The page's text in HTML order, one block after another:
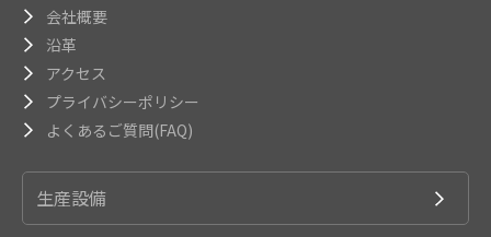
会社概要
沿革
アクセス
プライバシーポリシー
よくあるご質問(FAQ)
生産設備